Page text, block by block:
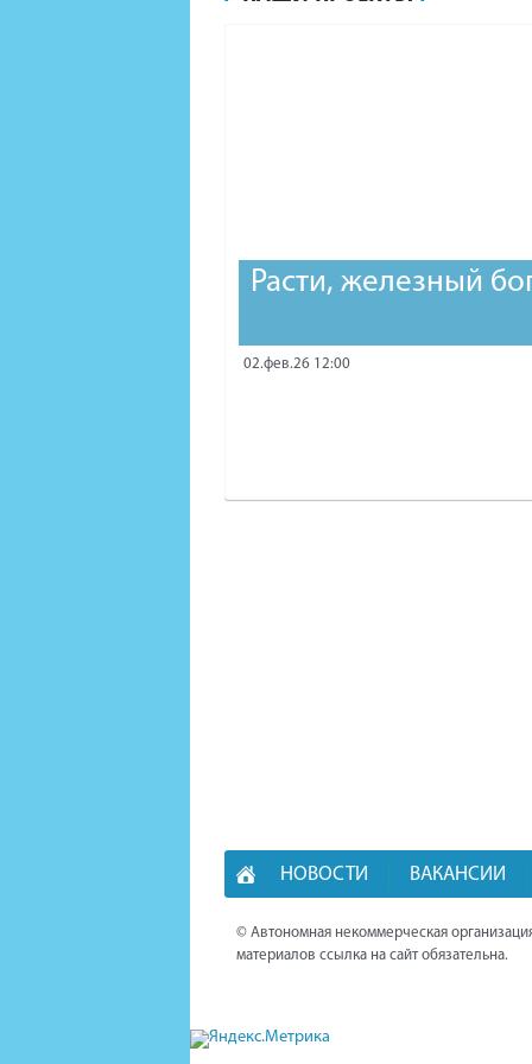
Расти, железный
02.фев.26 12:00
НОВОСТИ ВАКАНСИИ
© Автономная некоммерческая
материалов ссылка на сайт обязательна.